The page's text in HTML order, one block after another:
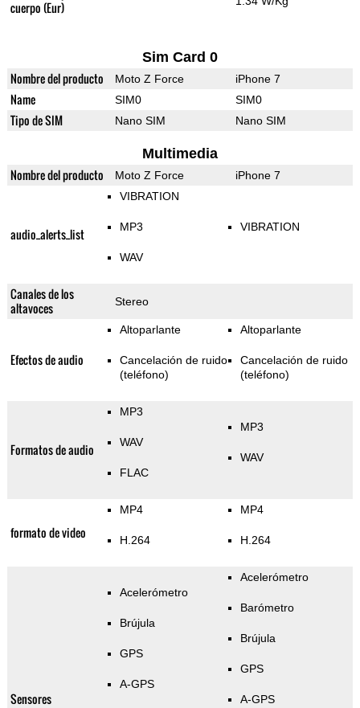
cuerpo (Eur)
Sim Card 0
Nombre del producto Moto Z Force iPhone 7
Name SIM0 SIM0
Tipo de SIM Nano SIM Nano SIM
Multimedia
Nombre del producto Moto Z Force iPhone 7
audio_alerts_list
VIBRATION
MP3
WAV
VIBRATION
Canales de los
altavoces
Stereo
Efectos de audio
Altoparlante
Cancelación de ruido
(teléfono)
Altoparlante
Cancelación de ruido
(teléfono)
Formatos de audio
MP3
WAV
FLAC
MP3
WAV
formato de video
MP4
H.264
MP4
H.264
Sensores
Acelerómetro
Brújula
GPS
A-GPS
Acelerómetro
Barómetro
Brújula
GPS
A-GPS